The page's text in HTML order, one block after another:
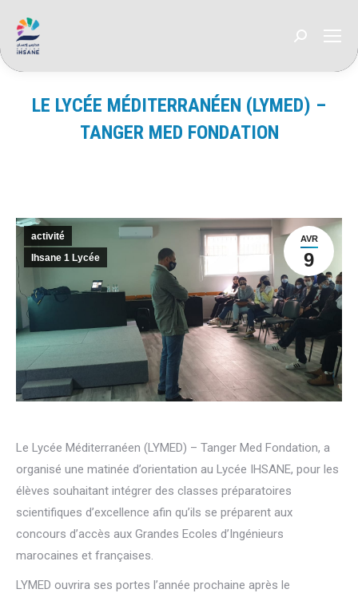
Recherche
LE LYCÉE MÉDITERRANÉEN (LYMED) –
TANGER MED FONDATION
AVR
9
activité
Ihsane 1 Lycée
Le Lycée Méditerranéen (LYMED) – Tanger Med Fondation, a
organisé une matinée d’orientation au Lycée IHSANE, pour les
élèves souhaitant intégrer des classes préparatoires
scientifiques d’excellence afin qu’ils se préparent aux
concours d’accès aux Grandes Ecoles d’Ingénieurs
marocaines et françaises.
LYMED ouvrira ses portes l’année prochaine après le